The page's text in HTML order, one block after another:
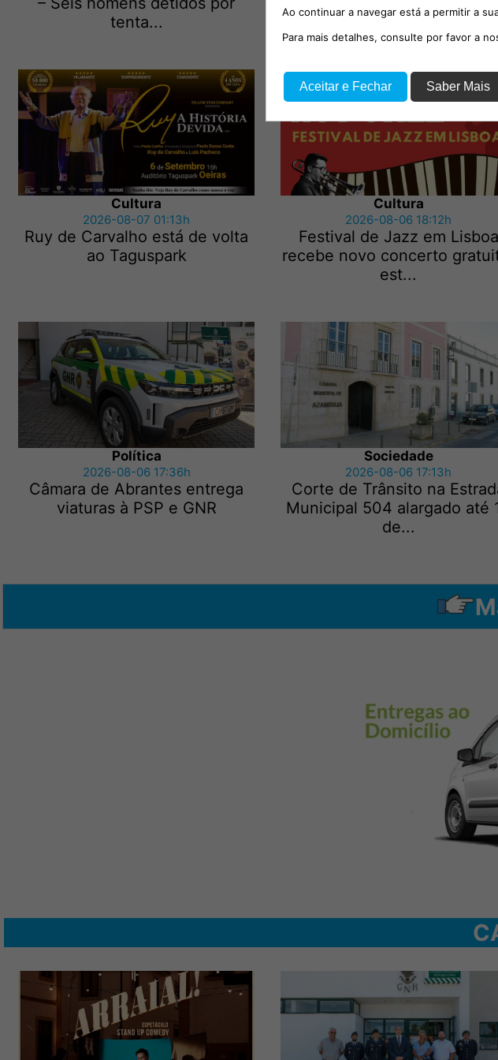
tenta...
empresários
Cultura
2026-08-07 01:13h
Ruy de Carvalho está de volta
ao Taguspark
Cultura
2026-08-06 18:12h
Festival de Jazz em Lisboa
recebe novo concerto
est...
Política
2026-08-06 17:36h
Câmara de Abrantes entrega
viaturas à PSP e GNR
Sociedade
2026-08-06 17:13h
Corte de Trânsito na
Municipal 504 alargado até
de...
Ao continuar a navegar está a permitir a
Para mais detalhes, consulte por favor a
Aceitar e Fechar Saber Mais